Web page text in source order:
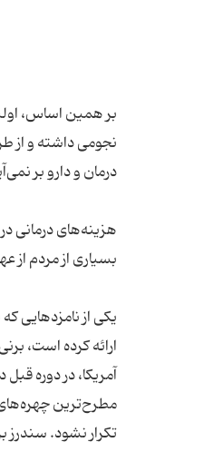
بر همین اساس،
نجومی داشته و از
هزینه‌های درمانی
یکی از نامزدهایی
ارائه کرده است،
آمریکا، در دوره
تکرار نشود. سندرز